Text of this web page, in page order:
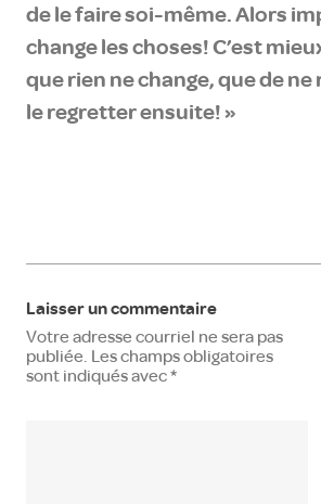
de le faire soi-même. Alors
change les choses! C’est
que rien ne change, que de
le regretter ensuite! »
Laisser un commentaire
Votre adresse courriel ne sera pas
publiée. Les champs obligatoires
sont indiqués avec*